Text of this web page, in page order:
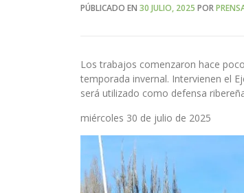
PÚBLICADO EN 30 JULIO, 2025 POR
Los trabajos comenzaron hace
temporada invernal. Intervienen el
será utilizado como defensa
miércoles 30 de julio de 2025